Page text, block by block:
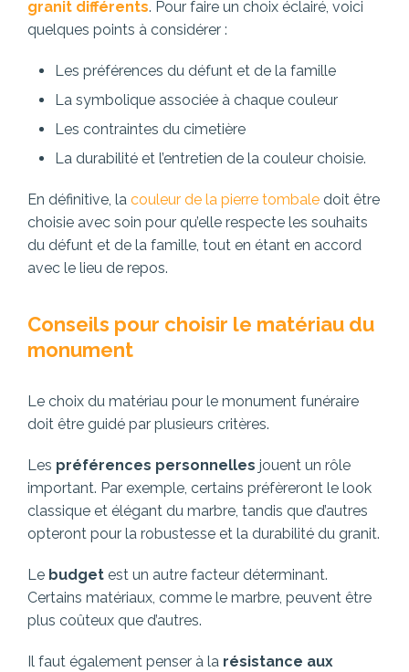
granit différents. Pour faire un choix éclairé, voici
quelques points à considérer :
Les préférences du défunt et de la famille
La symbolique associée à chaque couleur
Les contraintes du cimetière
La durabilité et l’entretien de la couleur choisie.
En définitive, la couleur de la pierre tombale doit être
choisie avec soin pour qu’elle respecte les souhaits
du défunt et de la famille, tout en étant en accord
avec le lieu de repos.
Conseils pour choisir le matériau du
monument
Le choix du matériau pour le monument funéraire
doit être guidé par plusieurs critères.
Les préférences personnelles jouent un rôle
important. Par exemple, certains préfèreront le look
classique et élégant du marbre, tandis que d’autres
opteront pour la robustesse et la durabilité du granit.
Le budget est un autre facteur déterminant.
Certains matériaux, comme le marbre, peuvent être
plus coûteux que d’autres.
Il faut également penser à la résistance aux